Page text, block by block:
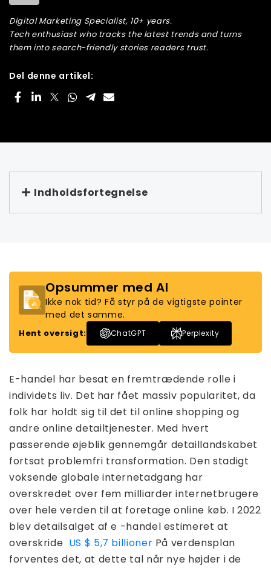
Digital Marketing Specialist, 10+ years.
Tech enthusiast who tracks the latest trends and turns
them into search-friendly stories readers trust.
Del denne artikel:
Indholdsfortegnelse
Opsummer med AI
Ikke nok tid? Få styr på de vigtigste pointer
med det samme.
Hent oversigt: ChatGPT Perplexity
E-handel har besat en fremtrædende rolle i
individets liv. Det har fået massiv popularitet, da
folk har holdt sig til det til online shopping og
andre online detailtjenester. Med hvert
passerende øjeblik gennemgår detaillandskabet
fortsat problemfri transformation. Den stadigt
voksende globale internetadgang har
overskredet over fem milliarder internetbrugere
over hele verden til at foretage online køb. I 2022
blev detailsalget af e -handel estimeret at
overskride US $ 5,7 billioner På verdensplan
forventes det, at dette tal når nye højder i de